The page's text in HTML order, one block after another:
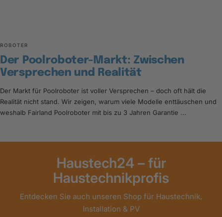
ROBOTER
Der Poolroboter-Markt: Zwischen
Versprechen und Realität
Der Markt für Poolroboter ist voller Versprechen – doch oft hält die
Realität nicht stand. Wir zeigen, warum viele Modelle enttäuschen und
weshalb Fairland Poolroboter mit bis zu 3 Jahren Garantie ...
Haustech24 – für
Haustechnikprofis
Entdecken Sie auch unseren Shop für Haustechnik,
Installation & PV